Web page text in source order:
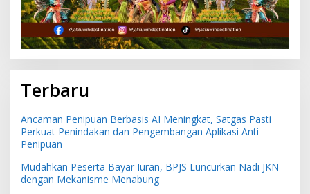
Terbaru
Ancaman Penipuan Berbasis AI Meningkat, Satgas Pasti
Perkuat Penindakan dan Pengembangan Aplikasi Anti
Penipuan
Mudahkan Peserta Bayar Iuran, BPJS Luncurkan Nadi JKN
dengan Mekanisme Menabung